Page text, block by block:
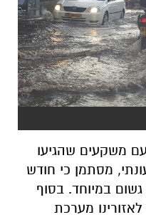
משקעים שהגיעו
מסתמן כי חודש
במיוחד. בסוף
מערכת